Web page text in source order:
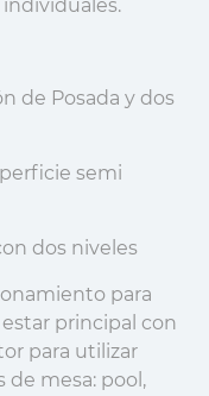
individuales.
de Posada y dos
semi
dos niveles
para
principal con
para utilizar
de mesa: pool,